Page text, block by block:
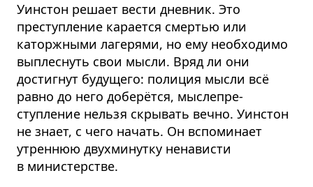
Уинстон решает вести дневник. Это
преступление карается смертью или
каторжными лагерями, но ему необходимо
выплеснуть свои мысли. Вряд ли они
достигнут будущего: полиция мысли всё
равно до него доберётся, мыслепре­
ступление нельзя скрывать вечно. Уинстон
не знает, с чего начать. Он вспоминает
утреннюю двухминутку ненависти
в министерстве.